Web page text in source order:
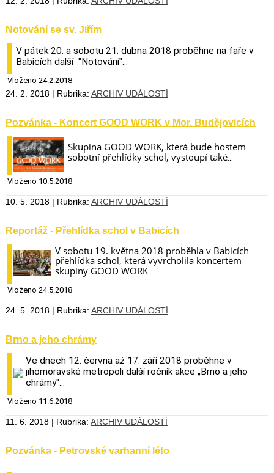
Notování se sv. Jiřím
V pátek 20. a sobotu 21. dubna 2018 proběhne na faře v
Babicích další "Notování"...
Vloženo 24.2.2018
24. 2. 2018 | Rubrika: ARCHIV UDÁLOSTÍ
Pozvánka - Koncert GOOD WORK v Mor. Budějovicích
Skupina GOOD WORK, která bude hostem
sobotní přehlídky schol, vystoupí také...
Vloženo 10.5.2018
10. 5. 2018 | Rubrika: ARCHIV UDÁLOSTÍ
Reportáž - Přehlídka schol v Babicích
V sobotu 19. května 2018 proběhla v Babicích
přehlídka schol, která vyvrcholila koncertem
skupiny GOOD WORK...
Vloženo 24.5.2018
24. 5. 2018 | Rubrika: ARCHIV UDÁLOSTÍ
Brno a jeho chrámy
Ve dnech 12. června až 17. září 2018 proběhne v
jihomoravské metropoli další ročník akce „Brno a jeho
chrámy"...
Vloženo 11.6.2018
11. 6. 2018 | Rubrika: ARCHIV UDÁLOSTÍ
Pozvánka - Petrovské varhanní léto